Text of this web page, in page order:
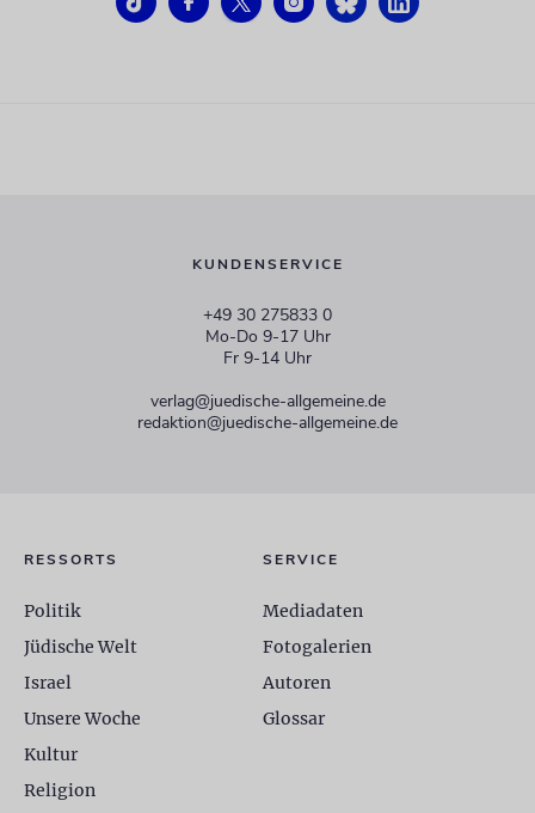
KUNDENSERVICE
+49 30 275833 0
Mo-Do 9-17 Uhr
Fr 9-14 Uhr
verlag@juedische-allgemeine.de
redaktion@juedische-allgemeine.de
RESSORTS
Politik
Jüdische Welt
Israel
Unsere Woche
Kultur
Religion
SERVICE
Mediadaten
Fotogalerien
Autoren
Glossar